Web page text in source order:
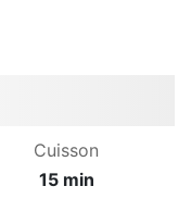
Cuisson
15 min